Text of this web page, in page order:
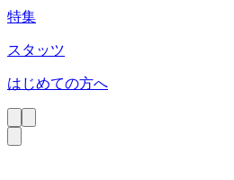
特集
スタッツ
はじめての方へ